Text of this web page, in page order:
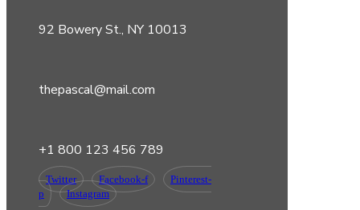
92 Bowery St., NY 10013
thepascal@mail.com
+1 800 123 456 789
Twitter Facebook-f
Pinterest-
p
Instagram